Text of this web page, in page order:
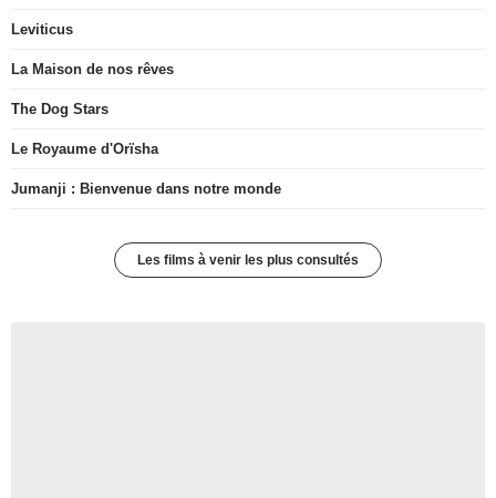
Leviticus
La Maison de nos rêves
The Dog Stars
Le Royaume d'Orïsha
Jumanji : Bienvenue dans notre monde
Les films à venir les plus consultés